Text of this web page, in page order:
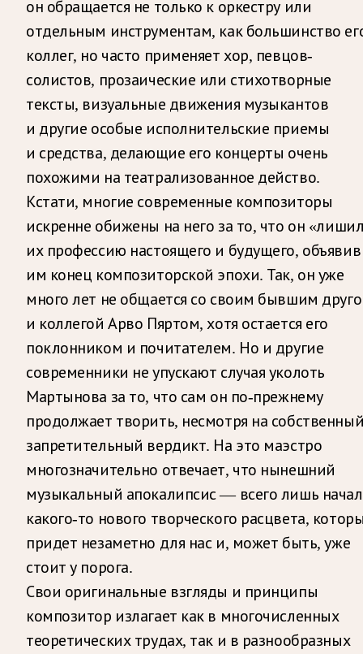
он обращается не только к оркестру или
отдельным инструментам, как большинство
коллег, но часто применяет хор, певцов-
солистов, прозаические или стихотворные
тексты, визуальные движения музыкантов
и другие особые исполнительские приемы
и средства, делающие его концерты очень
похожими на театрализованное действо.
Кстати, многие современные композиторы
искренне обижены на него за то, что он
их профессию настоящего и будущего, объявив
им конец композиторской эпохи. Так, он уже
много лет не общается со своим бывшим
и коллегой Арво Пяртом, хотя остается его
поклонником и почитателем. Но и другие
современники не упускают случая уколоть
Мартынова за то, что сам он по-прежнему
продолжает творить, несмотря на
запретительный вердикт. На это маэстро
многозначительно отвечает, что нынешний
музыкальный апокалипсис — всего лишь
какого-то нового творческого расцвета,
придет незаметно для нас и, может быть, уже
стоит у порога.
Свои оригинальные взгляды и принципы
композитор излагает как в многочисленных
теоретических трудах, так и в разнообразных